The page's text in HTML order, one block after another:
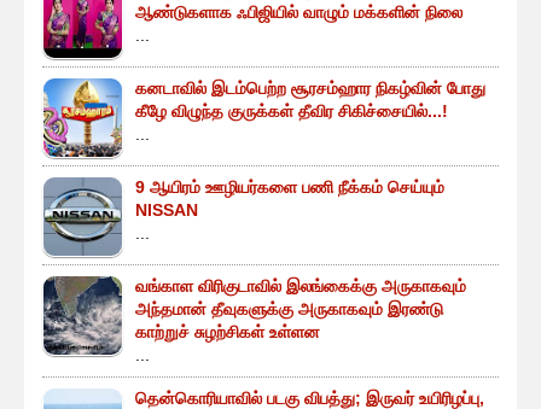
ஆண்டுகளாக ஃபிஜியில் வாழும் மக்களின் நிலை
கனடாவில் இடம்பெற்ற சூரசம்ஹார நிகழ்வின் போது
கீழே விழுந்த குருக்கள் தீவிர சிகிச்சையில்...!
9 ஆயிரம் ஊழியர்களை பணி நீக்கம் செய்யும்
NISSAN
வங்காள விரிகுடாவில் இலங்கைக்கு அருகாகவும்
அந்தமான் தீவுகளுக்கு அருகாகவும் இரண்டு
காற்றுச் சுழற்சிகள் உள்ளன
தென்கொரியாவில் படகு விபத்து; இருவர் உயிரிழப்பு,